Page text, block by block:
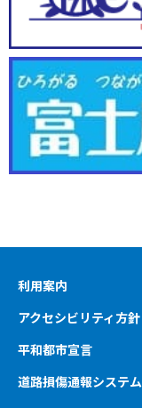
利用案内
アクセシビリティ方針
平和都市宣言
道路損傷通報システム